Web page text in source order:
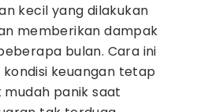
kecil yang dilakukan
memberikan dampak
bulan. Cara ini
keuangan tetap
mudah panik saat